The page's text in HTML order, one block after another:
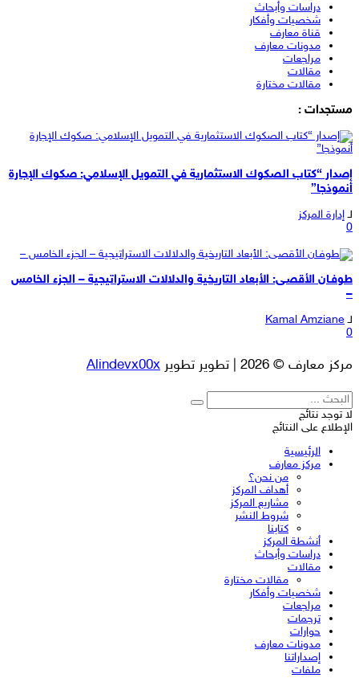
دراسات وأبحاث
شخصيات وأفكار
قناة معارف
مدونات معارف
مراجعات
مقالات
مقالات مختارة
مستجدات :
إصدار “كتاب الصكوك الاستثمارية في التمويل الإسلامي: صكوك الإجارة
أنموذجا”
لـ إدارة المركز
0
طوفـان الأقصـى: الأبعاد التاريخية والدلالات الاستراتيجية – الجزء الخامس
–
لـ Kamal Amziane
0
مركز معارف © 2026 | تطوير تطوير Alindevx00x
لا توجد نتائج
الإطلاع على النتائج
الرئيسية
مركز معارف
من نحن؟
أهداف المركز
مشاريع المركز
شروط النشر
كتابنا
أنشطة المركز
دراسات وأبحاث
مقالات
مقالات مختارة
شخصيات وأفكار
مراجعات
ترجمات
حوارات
مدونات معارف
إصداراتنا
ملفات